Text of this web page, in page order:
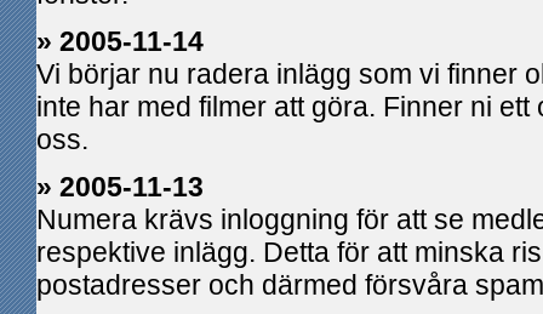
» 2005-11-14
Vi börjar nu radera inlägg som vi finner
inte har med filmer att göra. Finner ni
oss.
» 2005-11-13
Numera krävs inloggning för att se
respektive inlägg. Detta för att minska
postadresser och därmed försvåra